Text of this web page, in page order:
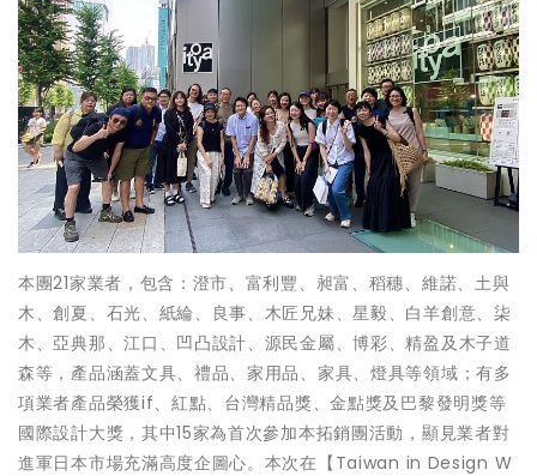
本團21家業者，包含：澄市、富利豐、昶富、稻穗、維諾、土與
木、創夏、石光、紙綸、良事、木匠兄妹、星毅、白羊創意、柒
木、亞典那、江口、凹凸設計、源民金屬、博彩、精盈及木子道
森等，產品涵蓋文具、禮品、家用品、家具、燈具等領域；有多
項業者產品榮獲if、紅點、台灣精品獎、金點獎及巴黎發明獎等
國際設計大獎，其中15家為首次參加本拓銷團活動，顯見業者對
進軍日本市場充滿高度企圖心。本次在【Taiwan in Design W